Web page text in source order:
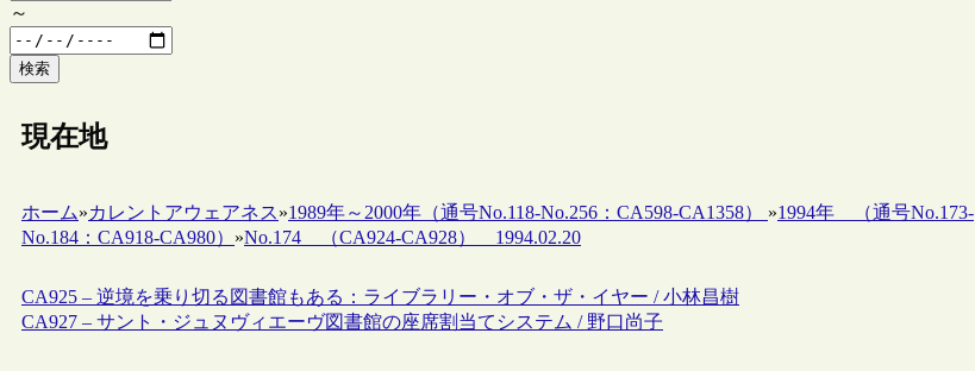
～
検索
現在地
ホーム»カレントアウェアネス»1989年～2000年（通号No.118-No.256：CA598-CA1358） »1994年 （通号No.173-
No.184：CA918-CA980） »No.174 （CA924-CA928） 1994.02.20
CA925 – 逆境を乗り切る図書館もある：ライブラリー・オブ・ザ・イヤー / 小林昌樹
CA927 – サント・ジュヌヴィエーヴ図書館の座席割当てシステム / 野口尚子